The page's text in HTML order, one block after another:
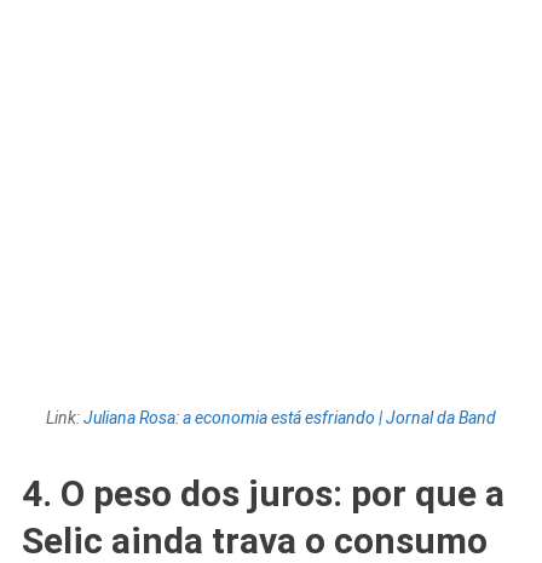
Link:Juliana Rosa: a economia está esfriando | Jornal da Band
4. O peso dos juros: por que a
Selic ainda trava o consumo